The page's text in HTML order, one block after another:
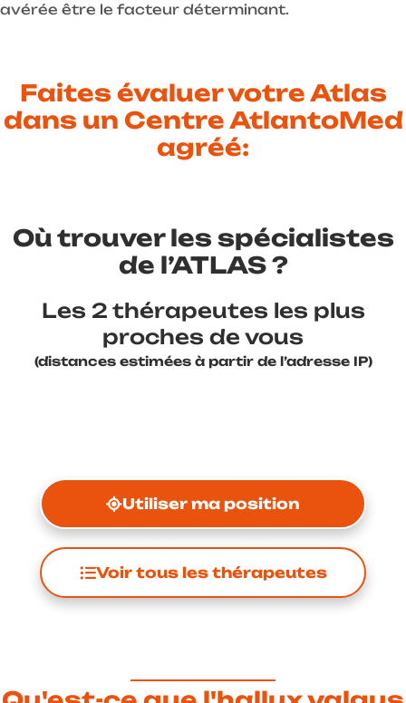
avérée être le facteur déterminant.
Faites évaluer votre Atlas
dans un Centre AtlantoMed
agréé:
Où trouver les spécialistes
de l’ATLAS ?
Les 2 thérapeutes les plus
proches de vous
(distances estimées à partir de l’adresse IP)
Utiliser ma position
Voir tous les thérapeutes